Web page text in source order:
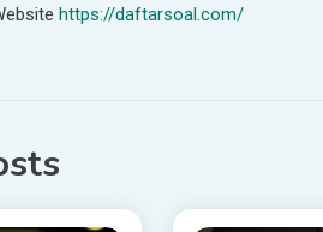
https://daftarsoal.com/